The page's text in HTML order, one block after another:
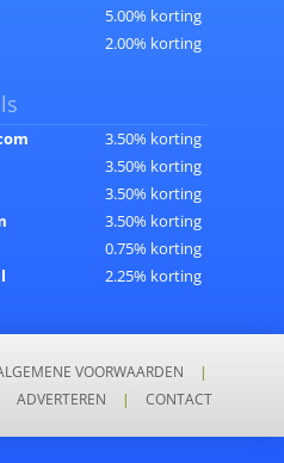
5.00% korting
2.00% korting
3.50% korting
3.50% korting
3.50% korting
3.50% korting
0.75% korting
2.25% korting
VOORWAARDEN
|
ADVERTEREN | CONTACT